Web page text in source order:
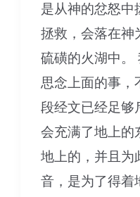
是从神的忿怒中
拯救，会落在神
硫磺的火湖中。
思念上面的事，
段经文已经足够
会充满了地上的
地上的，并且为
音，是为了得着